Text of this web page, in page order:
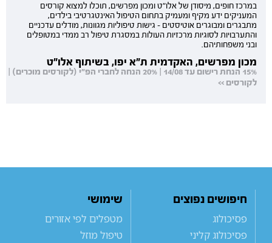
במרכז חופים, מיסודן של אלו"ט ומכון מפרשים, תוכלו למצוא קורסים
המעניקים ידע מקיף ומעמיק בתחום הטיפול האינטגרטיבי בילדים,
מתבגרים ומבוגרים אוטיסטים - גישות טיפוליות מגוונות, מודלים עדכניים
והתערבויות לסוגיות מרכזיות העולות במסגרת טיפול רב ממדי במטופלים
ובני משפחותיהם.
מכון מפרשים, האקדמית ת"א יפו, בשיתוף אלו"ט
15% הנחת רישום עד 14/08 | 20% הנחה לחברי הפ"י (לקורסים מוכרים) |
לקורסים >>
חיפושים נפוצים
פסיכולוג
פסיכולוג קליני
שימושי
מטפלים לפי אזורים
טיפול מוזל